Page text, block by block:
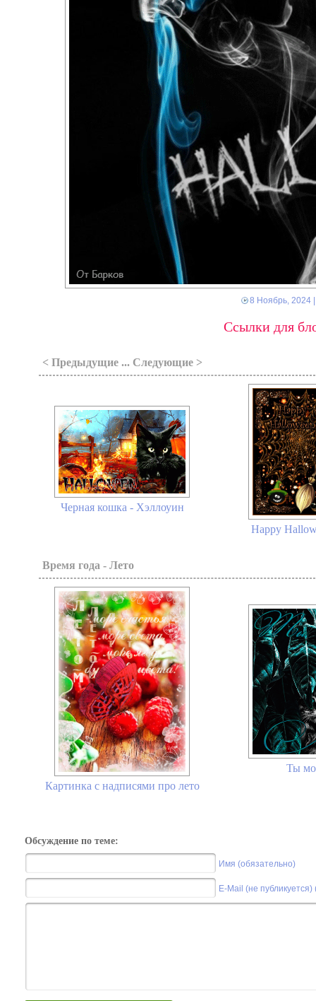
8 Ноябрь, 2024
Ссылки для
< Предыдущие ... Следующие >
Черная кошка - Хэллоуин
Happy
Время года - Лето
Картинка с надписями про лето
Ты
Обсуждение по теме:
Имя (обязательно)
E-Mail (не